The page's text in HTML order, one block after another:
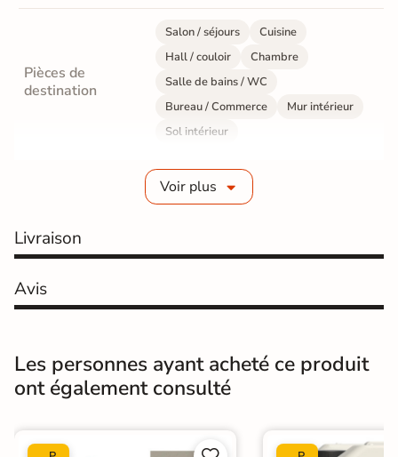
Pièces de
destination
Salon / séjours
Cuisine
Hall / couloir
Chambre
Salle de bains / WC
Bureau / Commerce
Mur intérieur
Sol intérieur
Grès cérame émaillé
Résistance à
GR5 - Ultra-résistant
Masse colorée Oui
rectifié
Finition Mate
Surface Lisse
Voir plus
Livraison
Avis
Les personnes ayant acheté ce produit
ont également consulté